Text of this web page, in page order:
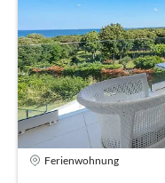
Ferienwohnung